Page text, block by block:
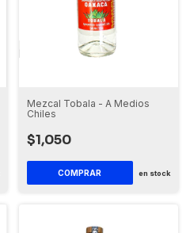
Mezcal Tobala - A Medios
Chiles
$1,050
en stock